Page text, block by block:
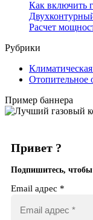
Как включить
Расчет
Рубрики
Отопительное
Пример баннера
Привет ?
Подпишитесь,
Email адрес *